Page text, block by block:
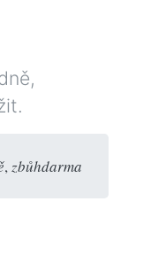
,zbůhdarma